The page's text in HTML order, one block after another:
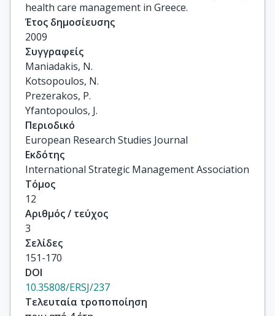
health care management in Greece.
Έτος δημοσίευσης
2009
Συγγραφείς
Maniadakis, N.
Kotsopoulos, N.
Prezerakos, P.
Yfantopoulos, J.
Περιοδικό
European Research Studies Journal
Εκδότης
International Strategic Management Association
Τόμος
12
Αριθμός / τεύχος
3
Σελίδες
151-170
DOI
10.35808/ERSJ/237
Τελευταία τροποποίηση